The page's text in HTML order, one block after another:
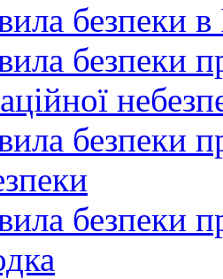
безпеки в
безпеки
безпеки
безпеки